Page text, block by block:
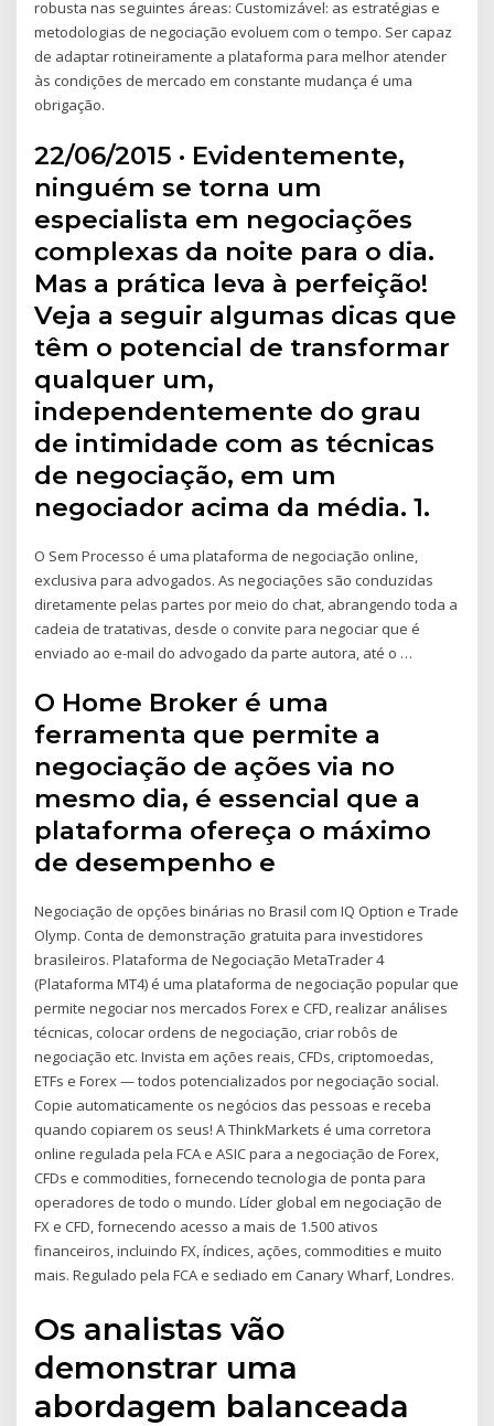
robusta nas seguintes áreas: Customizável: as estratégias e
metodologias de negociação evoluem com o tempo. Ser capaz
de adaptar rotineiramente a plataforma para melhor atender
às condições de mercado em constante mudança é uma
obrigação.
22/06/2015 · Evidentemente,
ninguém se torna um
especialista em negociações
complexas da noite para o dia.
Mas a prática leva à perfeição!
Veja a seguir algumas dicas que
têm o potencial de transformar
qualquer um,
independentemente do grau
de intimidade com as técnicas
de negociação, em um
negociador acima da média. 1.
O Sem Processo é uma plataforma de negociação online,
exclusiva para advogados. As negociações são conduzidas
diretamente pelas partes por meio do chat, abrangendo toda a
cadeia de tratativas, desde o convite para negociar que é
enviado ao e-mail do advogado da parte autora, até o …
O Home Broker é uma
ferramenta que permite a
negociação de ações via no
mesmo dia, é essencial que a
plataforma ofereça o máximo
de desempenho e
Negociação de opções binárias no Brasil com IQ Option e Trade
Olymp. Conta de demonstração gratuita para investidores
brasileiros. Plataforma de Negociação MetaTrader 4
(Plataforma MT4) é uma plataforma de negociação popular que
permite negociar nos mercados Forex e CFD, realizar análises
técnicas, colocar ordens de negociação, criar robôs de
negociação etc. Invista em ações reais, CFDs, criptomoedas,
ETFs e Forex — todos potencializados por negociação social.
Copie automaticamente os negócios das pessoas e receba
quando copiarem os seus! A ThinkMarkets é uma corretora
online regulada pela FCA e ASIC para a negociação de Forex,
CFDs e commodities, fornecendo tecnologia de ponta para
operadores de todo o mundo. Líder global em negociação de
FX e CFD, fornecendo acesso a mais de 1.500 ativos
financeiros, incluindo FX, índices, ações, commodities e muito
mais. Regulado pela FCA e sediado em Canary Wharf, Londres.
Os analistas vão
demonstrar uma
abordagem balanceada